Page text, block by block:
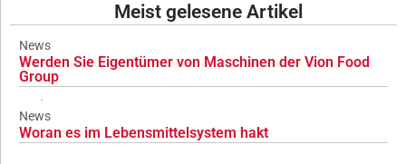
Meist gelesene Artikel
News
Werden Sie Eigentümer von Maschinen der Vion Food
Group
News
Woran es im Lebensmittelsystem hakt